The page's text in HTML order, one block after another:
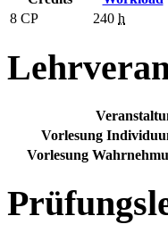
8 CP 240 h
Vorlesung
Vorlesung